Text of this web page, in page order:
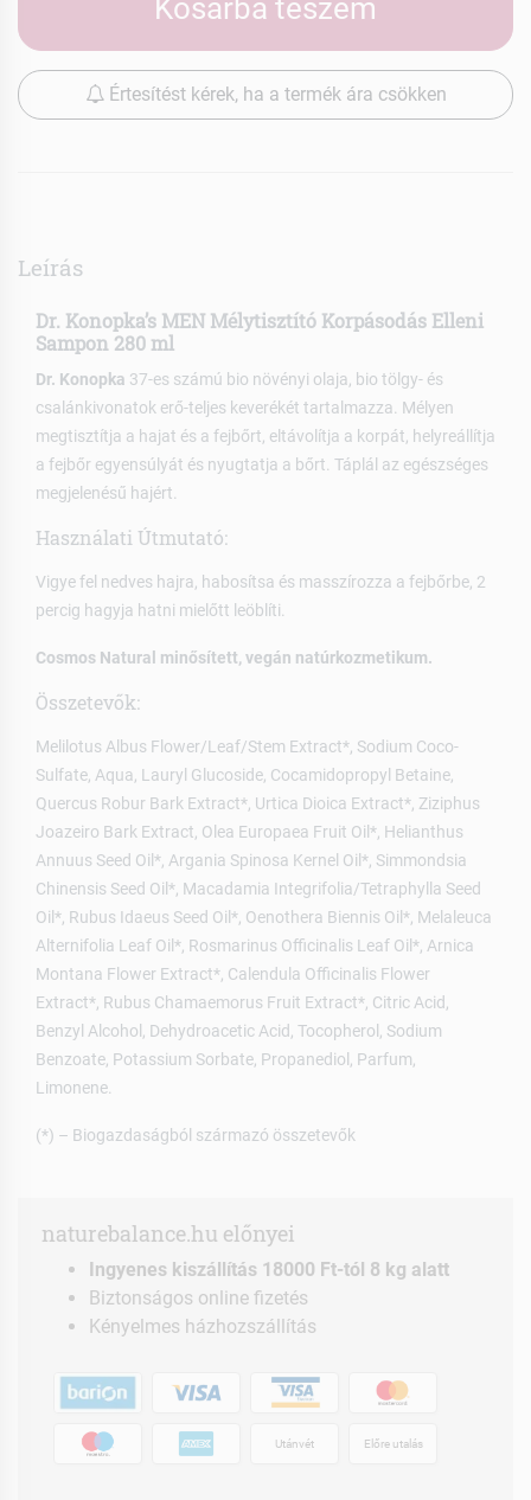
Kosárba teszem
Értesítést kérek, ha a termék ára csökken
Leírás
Dr. Konopka’s MEN Mélytisztító Korpásodás Elleni
Sampon 280 ml
Dr. Konopka 37-es számú bio növényi olaja, bio tölgy- és
csalánkivonatok erő-teljes keverékét tartalmazza. Mélyen
megtisztítja a hajat és a fejbőrt, eltávolítja a korpát, helyreállítja
a fejbőr egyensúlyát és nyugtatja a bőrt. Táplál az egészséges
megjelenésű hajért.
Használati Útmutató:
Vigye fel nedves hajra, habosítsa és masszírozza a fejbőrbe, 2
percig hagyja hatni mielőtt leöblíti.
Cosmos Natural minősített, vegán natúrkozmetikum.
Összetevők:
Melilotus Albus Flower/Leaf/Stem Extract*, Sodium Coco-
Sulfate, Aqua, Lauryl Glucoside, Cocamidopropyl Betaine,
Quercus Robur Bark Extract*, Urtica Dioica Extract*, Ziziphus
Joazeiro Bark Extract, Olea Europaea Fruit Oil*, Helianthus
Annuus Seed Oil*, Argania Spinosa Kernel Oil*, Simmondsia
Chinensis Seed Oil*, Macadamia Integrifolia/Tetraphylla Seed
Oil*, Rubus Idaeus Seed Oil*, Oenothera Biennis Oil*, Melaleuca
Alternifolia Leaf Oil*, Rosmarinus Officinalis Leaf Oil*, Arnica
Montana Flower Extract*, Calendula Officinalis Flower
Extract*, Rubus Chamaemorus Fruit Extract*, Citric Acid,
Benzyl Alcohol, Dehydroacetic Acid, Tocopherol, Sodium
Benzoate, Potassium Sorbate, Propanediol, Parfum,
Limonene.
(*) – Biogazdaságból származó összetevők
naturebalance.hu előnyei
Ingyenes kiszállítás 18000 Ft-tól 8 kg alatt
Biztonságos online fizetés
Kényelmes házhozszállítás
Utánvét Előre utalás